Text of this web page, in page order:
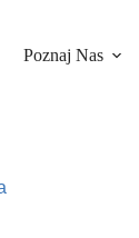
Poznaj Nas